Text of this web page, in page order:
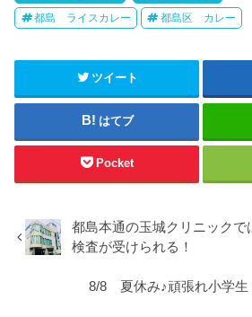
都島 ライスカレー 都島区 カレー
ツイート
はてブ
Pocket
都島本通の玉城クリニック
検査が受けられる！
8/8 夏休み♪頑張れ小学生